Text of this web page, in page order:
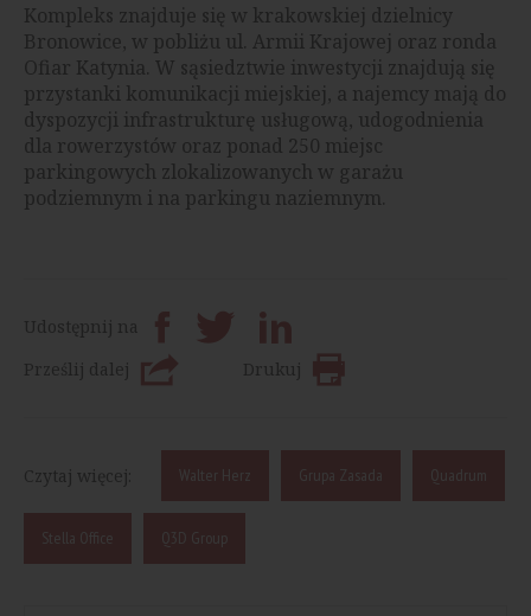
Kompleks znajduje się w krakowskiej dzielnicy
Bronowice, w pobliżu ul. Armii Krajowej oraz ronda
Ofiar Katynia. W sąsiedztwie inwestycji znajdują się
przystanki komunikacji miejskiej, a najemcy mają do
dyspozycji infrastrukturę usługową, udogodnienia
dla rowerzystów oraz ponad 250 miejsc
parkingowych zlokalizowanych w garażu
podziemnym i na parkingu naziemnym.
Udostępnij na
Prześlij dalej
Drukuj
Czytaj więcej: Walter Herz Grupa Zasada Quadrum
Stella Office Q3D Group